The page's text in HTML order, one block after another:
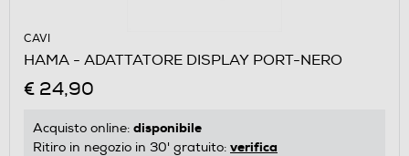
CAVI
HAMA - ADATTATORE DISPLAY PORT-NERO
€ 24,90
Acquisto online: disponibile
Ritiro in negozio in 30' gratuito: verifica